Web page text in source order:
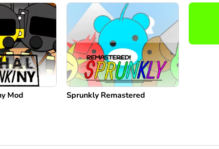
Mod Sprunkly Remastered